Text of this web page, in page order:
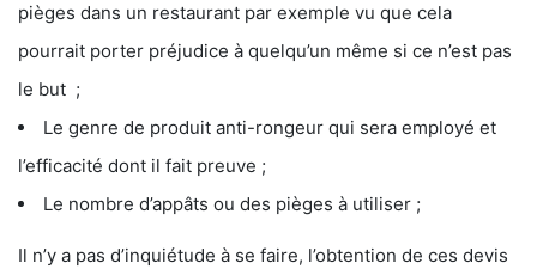
pièges dans un restaurant par exemple vu que cela
pourrait porter préjudice à quelqu’un même si ce n’est pas
le but ;
Le genre de produit anti-rongeur qui sera employé et
l’efficacité dont il fait preuve ;
Le nombre d’appâts ou des pièges à utiliser ;
Il n’y a pas d’inquiétude à se faire, l’obtention de ces devis